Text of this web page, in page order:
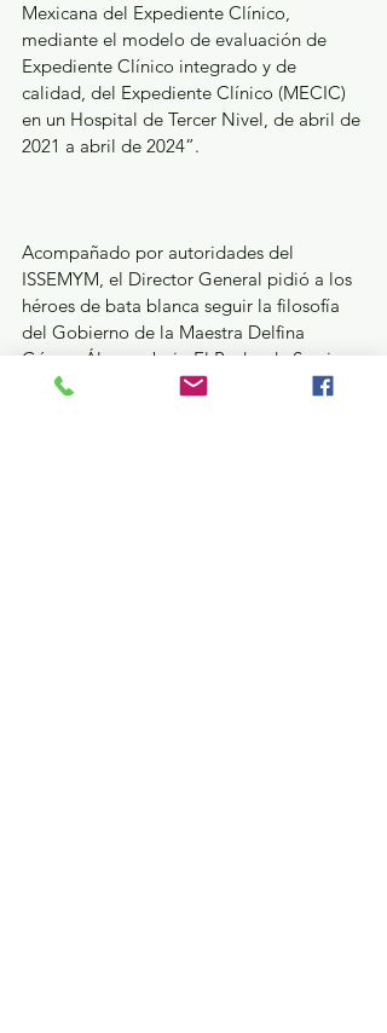
Mexicana del Expediente Clínico,
mediante el modelo de evaluación de
Expediente Clínico integrado y de
calidad, del Expediente Clínico (MECIC)
en un Hospital de Tercer Nivel, de abril de
2021 a abril de 2024”.
Acompañado por autoridades del
ISSEMYM, el Director General pidió a los
héroes de bata blanca seguir la filosofía
del Gobierno de la Maestra Delfina
Gómez Álvarez, bajo El Poder de Servir.